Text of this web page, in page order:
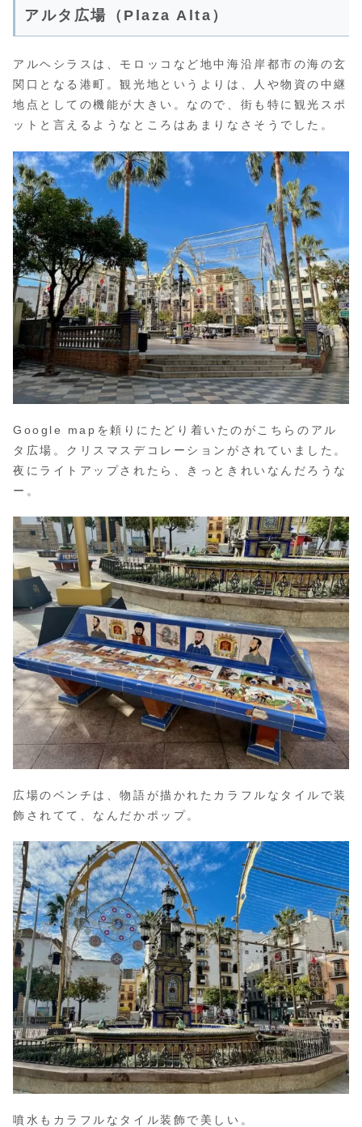
アルタ広場（Plaza Alta）
アルヘシラスは、モロッコなど地中海沿岸都市の海の玄
関口となる港町。観光地というよりは、人や物資の中継
地点としての機能が大きい。なので、街も特に観光スポ
ットと言えるようなところはあまりなさそうでした。
Google mapを頼りにたどり着いたのがこちらのアル
タ広場。クリスマスデコレーションがされていました。
夜にライトアップされたら、きっときれいなんだろうな
ー。
広場のベンチは、物語が描かれたカラフルなタイルで装
飾されてて、なんだかポップ。
噴水もカラフルなタイル装飾で美しい。